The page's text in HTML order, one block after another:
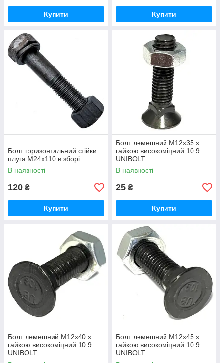
Купити Купити
Болт горизонтальний стійки
плуга М24х110 в зборі
В наявності
120 ₴
Купити
Болт лемешний М12х35 з
гайкою високоміцний 10.9
UNIBOLT
В наявності
25 ₴
Купити
Болт лемешний М12х40 з
гайкою високоміцний 10.9
UNIBOLT
Болт лемешний М12х45 з
гайкою високоміцний 10.9
UNIBOLT